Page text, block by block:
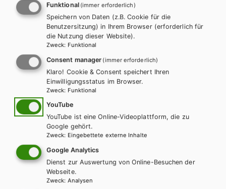
Contactus. Latein-Lektüre.
Band 2 (6-jähriges Latein)
Auf dieser Seite finden Sie kostenlose Unterrichtsmaterialien zu
unseren Schulbüchern.
INHALTE FÜR LEHRER/INNEN
Für diese Inhalte müssen Sie mit einemLehrerkonto
registriert sein.
Funktional (immer erforderlich)
Speichern von Daten (z.B. Cookie für die
Benutzersitzung) in Ihrem Browser (erforderlich für
die Nutzung dieser Website).
Zweck: Funktional
Consent manager (immer erforderlich)
Klaro! Cookie & Consent speichert Ihren
Einwilligungsstatus im Browser.
Zweck: Funktional
YouTube
YouTube ist eine Online-Videoplattform, die zu
Google gehört.
Zweck: Eingebettete externe Inhalte
Google Analytics
Dienst zur Auswertung von Online-Besuchen der
Webseite.
Zweck: Analysen